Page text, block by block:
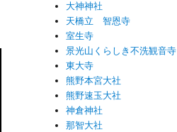
大神神社
天橋立 智恩寺
室生寺
景光山くらしき不洗観音寺
東大寺
熊野本宮大社
熊野速玉大社
神倉神社
那智大社